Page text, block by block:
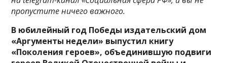
пропустите ничего важного.
В юбилейный год Победы издательский дом
«Аргументы недели» выпустил книгу
«Поколения героев», объединившую подвиги